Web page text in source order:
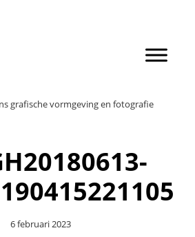
Hoosemans
grafische vormgeving en fotografie
6 februari 2023